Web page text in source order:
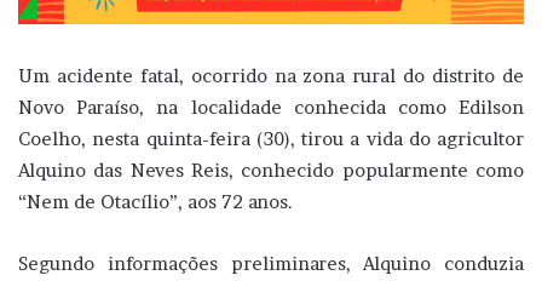
Um acidente fatal, ocorrido na zona rural do distrito de
Novo Paraíso, na localidade conhecida como Edilson
Coelho, nesta quinta-feira (30), tirou a vida do agricultor
Alquino das Neves Reis, conhecido popularmente como
“Nem de Otacílio”, aos 72 anos.
Segundo informações preliminares, Alquino conduzia